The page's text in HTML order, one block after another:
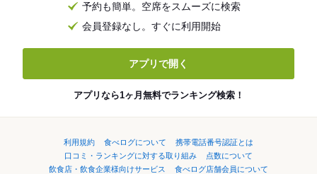
予約も簡単。空席をスムーズに検索
会員登録なし。すぐに利用開始
アプリで開く
アプリなら1ヶ月無料でランキング検索！
利用規約 食べログについて
携帯電話番号認証とは
口コミ・ランキングに対する取り組み
点数について
飲食店・飲食企業様向けサービス
食べログ店舗会員について